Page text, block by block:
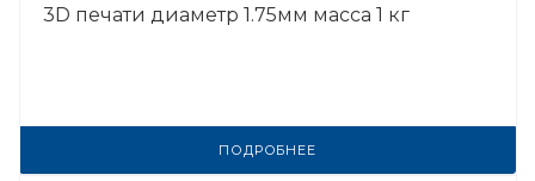
3D печати диаметр 1.75мм масса 1 кг
ПОДРОБНЕЕ